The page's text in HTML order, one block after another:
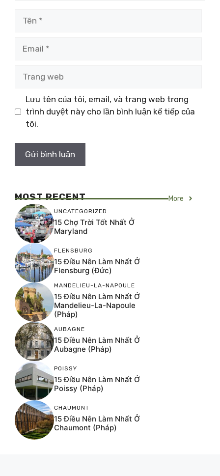
Lưu tên của tôi, email, và trang web trong
trình duyệt này cho lần bình luận kế tiếp của
tôi.
MOST RECENT More
UNCATEGORIZED
15 Chợ Trời Tốt Nhất Ở
Maryland
FLENSBURG
15 Điều Nên Làm Nhất Ở
Flensburg (Đức)
MANDELIEU-LA-NAPOULE
15 Điều Nên Làm Nhất Ở
Mandelieu-La-Napoule
(Pháp)
AUBAGNE
15 Điều Nên Làm Nhất Ở
Aubagne (Pháp)
POISSY
15 Điều Nên Làm Nhất Ở
Poissy (Pháp)
CHAUMONT
15 Điều Nên Làm Nhất Ở
Chaumont (Pháp)